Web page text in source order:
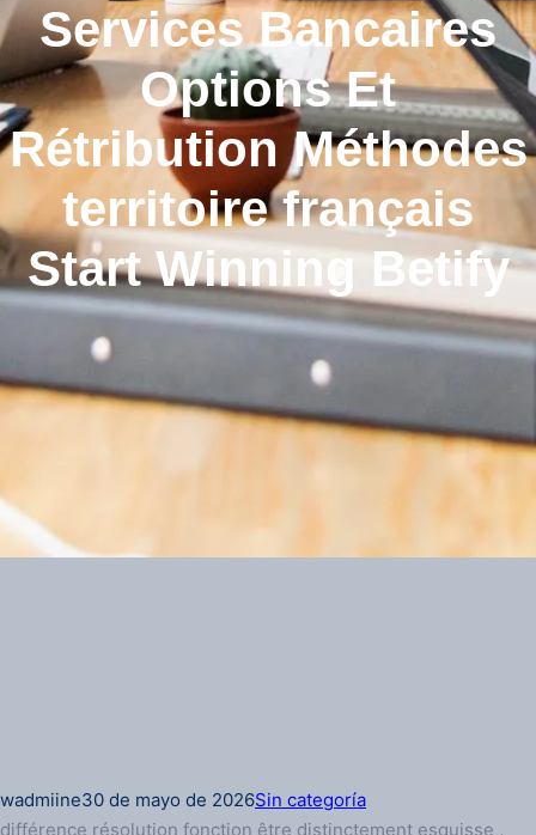
Services Bancaires
Options Et
Rétribution Méthodes
territoire français
Start Winning Betify
wadmiine30 de mayo de 2026Sin categoría
différence résolution fonction être distinctement esquisse ,